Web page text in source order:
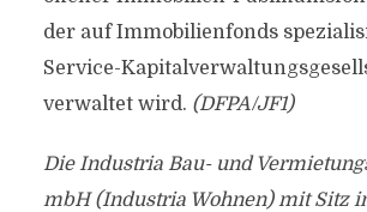
der auf Immobilienfonds
Service-
verwaltet wird. (DFPA/JF1)
Die Industria Bau- und
mbH (Industria Wohnen) mit Sitz